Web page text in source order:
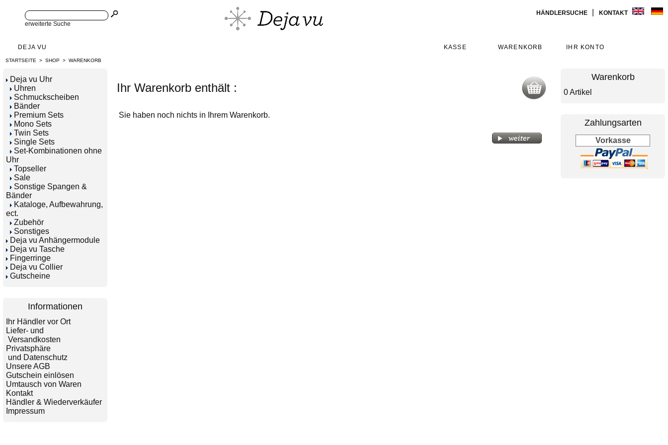
HÄNDLERSUCHE
KONTAKT
erweiterte Suche
DEJA VU IHR KONTO
WARENKORB
KASSE
STARTSEITE > SHOP > WARENKORB
Deja vu Uhr
Uhren
Schmuckscheiben
Bänder
Premium Sets
Mono Sets
Twin Sets
Single Sets
Set-Kombinationen ohne
Uhr
Topseller
Sale
Sonstige Spangen &
Bänder
Kataloge, Aufbewahrung,
ect.
Zubehör
Sonstiges
Deja vu Anhängermodule
Deja vu Tasche
Fingerringe
Deja vu Collier
Gutscheine
Informationen
Ihr Händler vor Ort
Liefer- und
Versandkosten
Privatsphäre
und Datenschutz
Unsere AGB
Gutschein einlösen
Umtausch von Waren
Kontakt
Händler & Wiederverkäufer
Impressum
Ihr Warenkorb enthält :
Sie haben noch nichts in Ihrem Warenkorb.
Warenkorb
0 Artikel
Zahlungsarten
Vorkasse